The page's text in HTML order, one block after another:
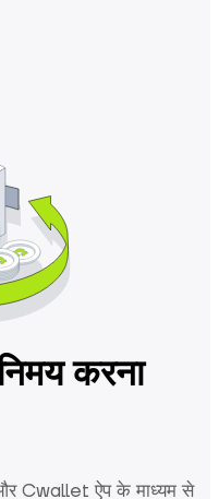
करना
Cwallet ऐप के माध्यम से